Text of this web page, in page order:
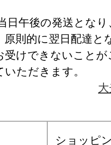
日午後の発送となり
原則的に翌日配達と
受けできないこと
ただきます。
ショッピ